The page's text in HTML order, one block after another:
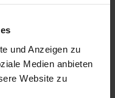
und Anzeigen zu
Medien anbieten
Website zu
Glasscheiben
und Fußbodenbereich